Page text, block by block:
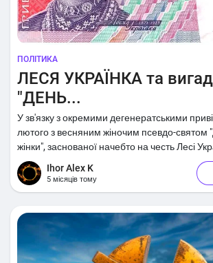
ПОЛІТИКА
ЛЕСЯ УКРАЇНКА та
"ДЕНЬ...
У зв'язку з окремими дегенератськими
лютого з весняним жіночим псевдо-святом
жінки", заснованої начебто на честь Лесі
Ihor Alex K
5 місяців тому